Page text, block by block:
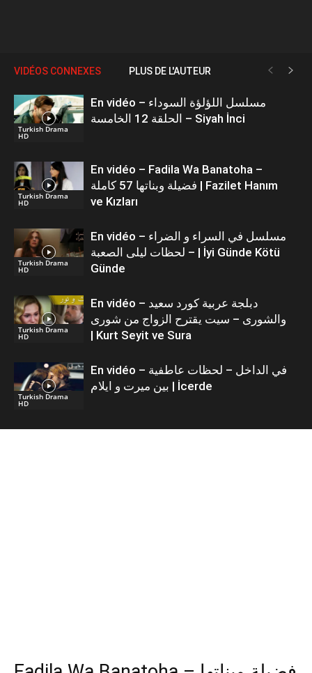
VIDÉOS CONNEXES PLUS DE L'AUTEUR
Turkish Drama
HD
En vidéo – مسلسل اللؤلؤة السوداء
الحلقة 12 الخامسة – Siyah İnci
Turkish Drama
HD
En vidéo – Fadila Wa Banatoha –
فضيلة وبناتها 57 كاملة | Fazilet Hanım
ve Kızları
Turkish Drama
HD
En vidéo – مسلسل في السراء و الضراء
– لحظات ليلى الصعبة | İyi Günde Kötü
Günde
Turkish Drama
HD
En vidéo – دبلجة عربية كورد سعيد
والشورى – سيت يقترح الزواج من شورى
| Kurt Seyit ve Sura
Turkish Drama
HD
En vidéo – في الداخل – لحظات عاطفية
بين ميرت و ايلام | İcerde